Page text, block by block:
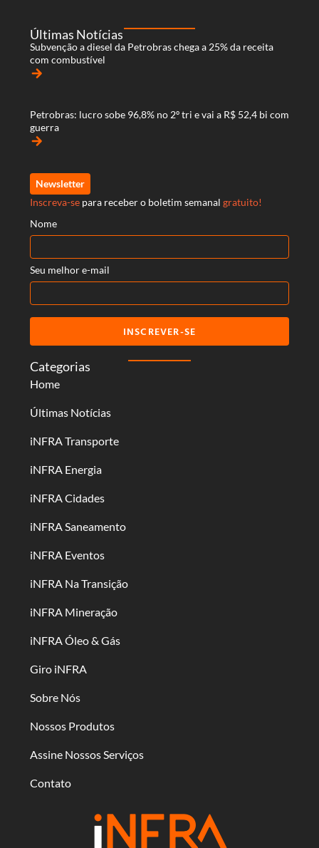
Categorias
Home
Últimas Notícias
iNFRA Transporte
iNFRA Energia
iNFRA Cidades
iNFRA Saneamento
iNFRA Eventos
iNFRA Na Transição
iNFRA Mineração
iNFRA Óleo & Gás
Giro iNFRA
Sobre Nós
Nossos Produtos
Assine Nossos Serviços
Contato
Últimas Notícias
Subvenção a diesel da Petrobras chega a 25% da receita
com combustível
arrow_forward
Petrobras: lucro sobe 96,8% no 2º tri e vai a R$ 52,4 bi com
guerra
arrow_forward
Newsletter
Inscreva-se para receber o boletim semanal gratuito!
Nome
Seu melhor e-mail
INSCREVER-SE